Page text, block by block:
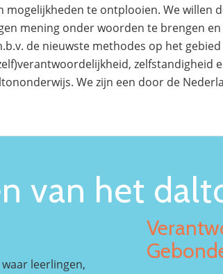
mogelijkheden te ontplooien. We
mening onder woorden te brengen
de nieuwste methodes op het
We zijn een door de
van het
leerlingen,